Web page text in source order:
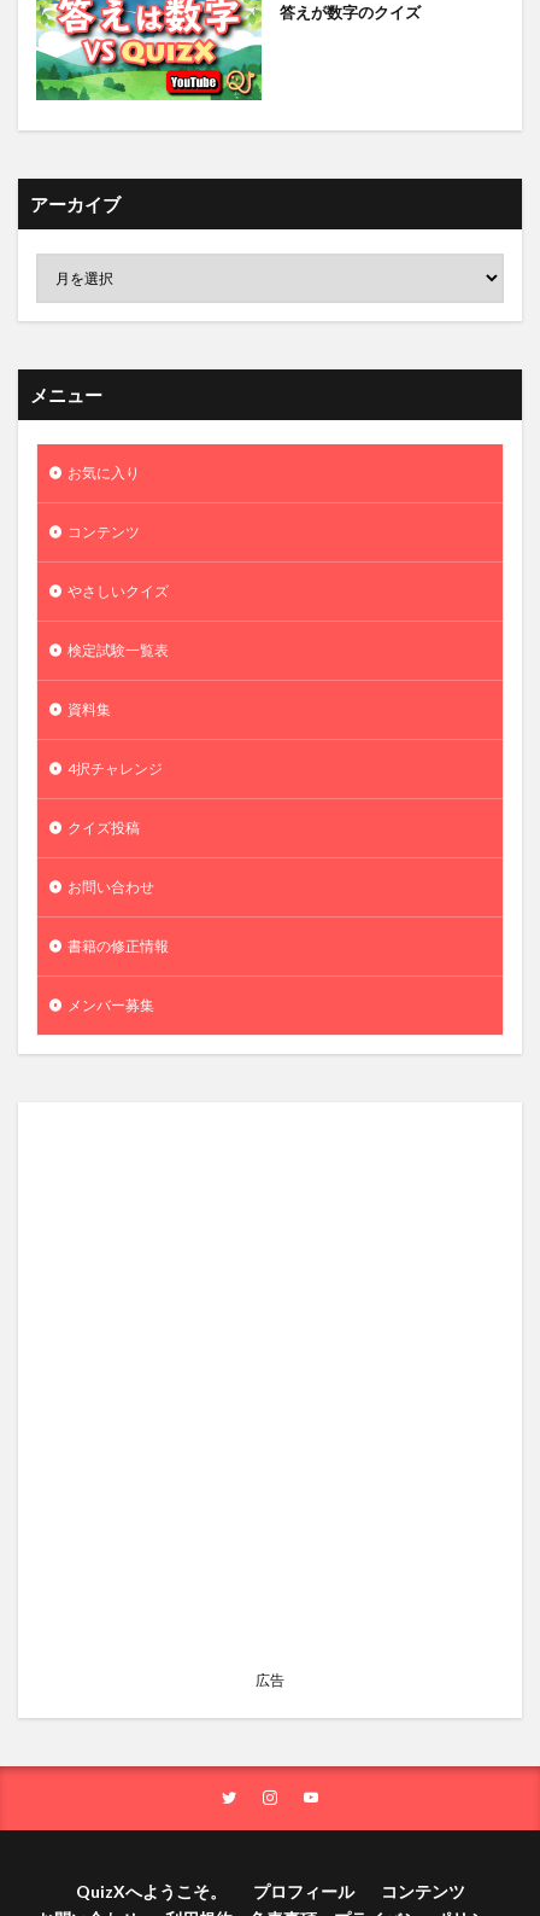
答えが数字のクイズ
アーカイブ
メニュー
お気に入り
コンテンツ
やさしいクイズ
検定試験一覧表
資料集
4択チャレンジ
クイズ投稿
お問い合わせ
書籍の修正情報
メンバー募集
広告
QuizXへようこそ。 プロフィール
コンテンツ